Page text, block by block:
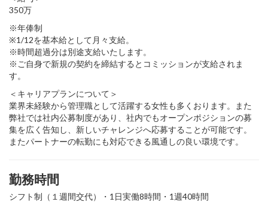
350万
※年俸制
※1/12を基本給として月々支給。
※時間超過分は別途支給いたします。
※ご自身で新規の契約を締結するとコミッションが支給されま
す。
＜キャリアプランについて＞
業界未経験から管理職として活躍する女性も多くおります。また
弊社では社内公募制度があり、社内でもオープンポジションの募
集を広く告知し、新しいチャレンジへ応募することが可能です。
またパートナーの転勤にも対応できる風通しの良い環境です。
勤務時間
シフト制（１週間交代）・1日実働8時間・1週40時間